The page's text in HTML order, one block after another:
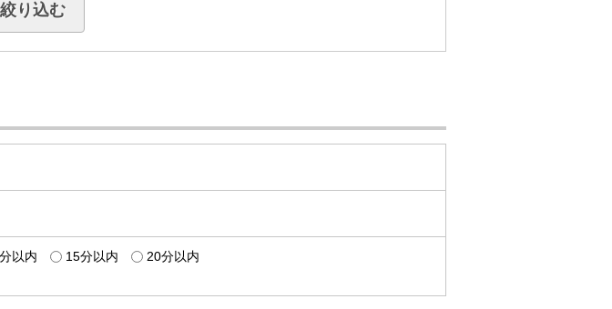
り込む
以内 15分以内
20分以内